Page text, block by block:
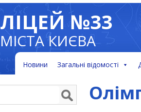
ЛІЦЕЙ №33
МІСТА КИЄВА
Новини Загальні відомості